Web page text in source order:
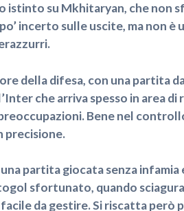
istinto su Mkhitaryan, che non
incerto sulle uscite, ma non è
della difesa, con una partita
che arriva spesso in area di
Bene nel
precisione.
partita giocata senza
sfortunato, quando
da gestire. Si riscatta però